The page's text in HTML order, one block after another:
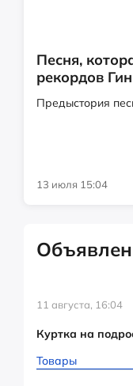
Песня,
рекордов
Предыстория
13 июля 15:04
11 августа, 16:04
Куртка на
Товары